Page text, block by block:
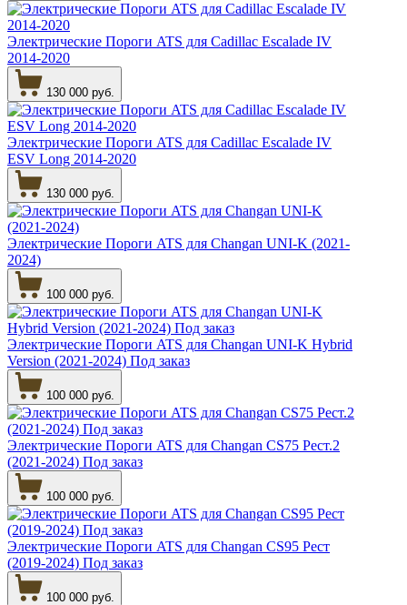
Электрические Пороги ATS для Cadillac Escalade IV
2014-2020
130 000 руб.
Электрические Пороги ATS для Cadillac Escalade IV
ESV Long 2014-2020
130 000 руб.
Электрические Пороги ATS для Changan UNI-K (2021-
2024)
100 000 руб.
Электрические Пороги ATS для Changan UNI-K Hybrid
Version (2021-2024) Под заказ
100 000 руб.
Электрические Пороги ATS для Changan CS75 Рест.2
(2021-2024) Под заказ
100 000 руб.
Электрические Пороги ATS для Changan CS95 Рест
(2019-2024) Под заказ
100 000 руб.